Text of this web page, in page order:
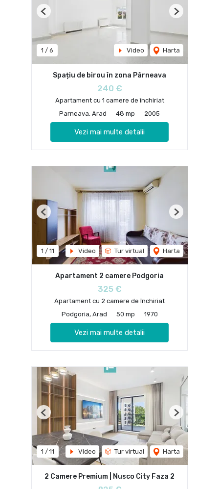
1 / 6 Video Harta
Previous Next
Spațiu de birou în zona Pârneava
240 €
Apartament cu 1 camere de închiriat
Parneava, Arad
48 mp 2005
Vezi mai multe detalii
1 / 11 Video Tur virtual Harta
Previous Next
Apartament 2 camere Podgoria
325 €
Apartament cu 2 camere de închiriat
Podgoria, Arad
50 mp 1970
Vezi mai multe detalii
1 / 11 Video Tur virtual Harta
Previous Next
2 Camere Premium | Nusco City Faza 2